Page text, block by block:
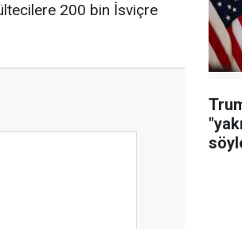
200 bin İsviçre